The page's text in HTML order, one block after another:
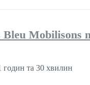
Mobilisons
та 30 хвилин